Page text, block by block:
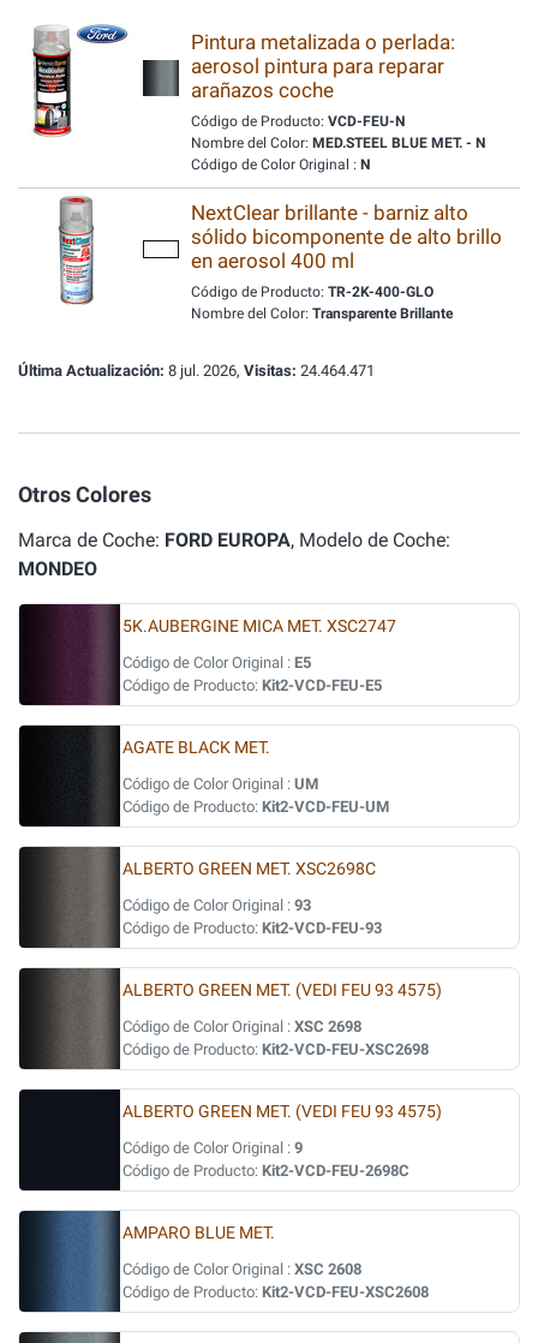
Pintura metalizada o perlada:
aerosol pintura para reparar
arañazos coche
Código de Producto: VCD-FEU-N
Nombre del Color: MED.STEEL BLUE MET. - N
Código de Color Original : N
NextClear brillante - barniz alto
sólido bicomponente de alto brillo
en aerosol 400 ml
Código de Producto: TR-2K-400-GLO
Nombre del Color: Transparente Brillante
Última Actualización: 8 jul. 2026, Visitas: 24.464.471
Otros Colores
Marca de Coche: FORD EUROPA, Modelo de Coche:
MONDEO
5K.AUBERGINE MICA MET. XSC2747
Código de Color Original : E5
Código de Producto: Kit2-VCD-FEU-E5
AGATE BLACK MET.
Código de Color Original : UM
Código de Producto: Kit2-VCD-FEU-UM
ALBERTO GREEN MET. XSC2698C
Código de Color Original : 93
Código de Producto: Kit2-VCD-FEU-93
ALBERTO GREEN MET. (VEDI FEU 93 4575)
Código de Color Original : XSC 2698
Código de Producto: Kit2-VCD-FEU-XSC2698
ALBERTO GREEN MET. (VEDI FEU 93 4575)
Código de Color Original : 9
Código de Producto: Kit2-VCD-FEU-2698C
AMPARO BLUE MET.
Código de Color Original : XSC 2608
Código de Producto: Kit2-VCD-FEU-XSC2608